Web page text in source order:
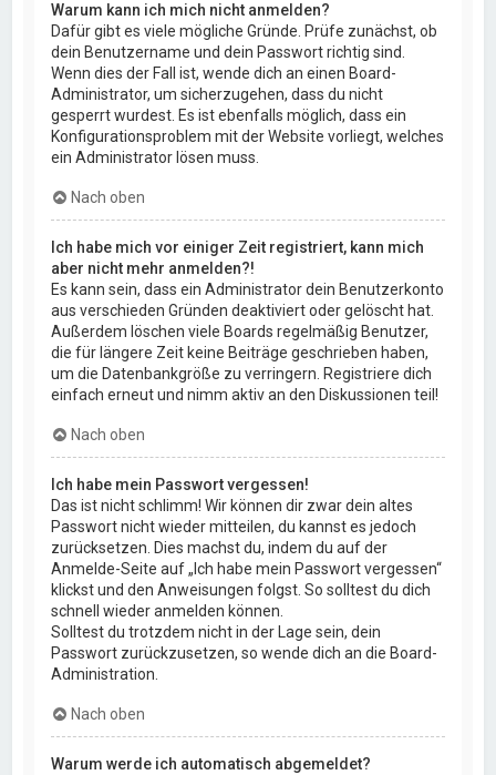
Warum kann ich mich nicht anmelden?
Dafür gibt es viele mögliche Gründe. Prüfe zunächst, ob
dein Benutzername und dein Passwort richtig sind.
Wenn dies der Fall ist, wende dich an einen Board-
Administrator, um sicherzugehen, dass du nicht
gesperrt wurdest. Es ist ebenfalls möglich, dass ein
Konfigurationsproblem mit der Website vorliegt, welches
ein Administrator lösen muss.
Nach oben
Ich habe mich vor einiger Zeit registriert, kann mich
aber nicht mehr anmelden?!
Es kann sein, dass ein Administrator dein Benutzerkonto
aus verschieden Gründen deaktiviert oder gelöscht hat.
Außerdem löschen viele Boards regelmäßig Benutzer,
die für längere Zeit keine Beiträge geschrieben haben,
um die Datenbankgröße zu verringern. Registriere dich
einfach erneut und nimm aktiv an den Diskussionen teil!
Nach oben
Ich habe mein Passwort vergessen!
Das ist nicht schlimm! Wir können dir zwar dein altes
Passwort nicht wieder mitteilen, du kannst es jedoch
zurücksetzen. Dies machst du, indem du auf der
Anmelde-Seite auf „Ich habe mein Passwort vergessen“
klickst und den Anweisungen folgst. So solltest du dich
schnell wieder anmelden können.
Solltest du trotzdem nicht in der Lage sein, dein
Passwort zurückzusetzen, so wende dich an die Board-
Administration.
Nach oben
Warum werde ich automatisch abgemeldet?